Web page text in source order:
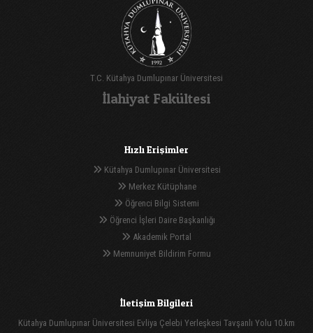
T.C. Kütahya Dumlupınar Üniversitesi
İlahiyat Fakültesi
Hızlı Erişimler
Kütahya Dumlupınar Üniversitesi
Merkez Kütüphane
Öğrenci Bilgi Sistemi
Öğrenci İşleri Daire Başkanlığı
Akademik Portal
Memnuniyet Bildirim Formu
İletişim Bilgileri
Kütahya Dumlupınar Üniversitesi Evliya Çelebi Yerleşkesi Tavşanlı Yolu 10.km